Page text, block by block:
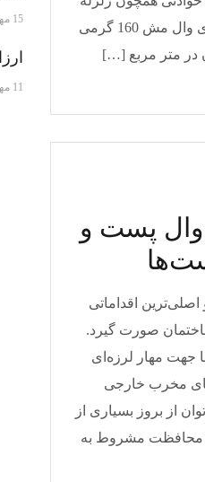
است. قیمت تابستان سال 1403 برای وال مش 160 گرمی
وال پست و
اقداماتی
صورت گیرد.
مهار لرزه‌ای
مخرب خارجی
از بروز بسیاری از
محافظت مشروط به
15 مهر 1403
11 مهر 1403